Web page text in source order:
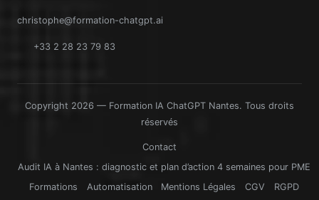
christophe@formation-chatgpt.ai
+33 2 28 23 79 83
Copyright 2026 — Formation IA ChatGPT Nantes. Tous droits
réservés
Contact
Audit IA à Nantes : diagnostic et plan d’action 4 semaines pour PME
Formations
Automatisation Mentions Légales CGV RGPD